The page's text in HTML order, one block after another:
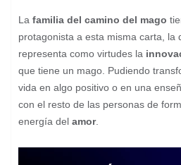
La familia del camino del mago
protagonista a esta misma carta, la
representa como virtudes la
que tiene un mago. Pudiendo
vida en algo positivo o en una
con el resto de las personas de
energía del amor.